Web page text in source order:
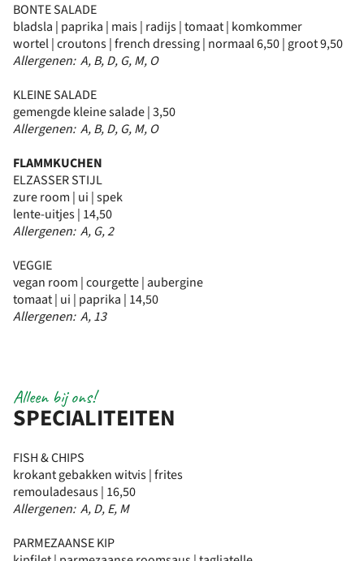
BONTE SALADE
bladsla | paprika | mais | radijs | tomaat | komkommer
wortel | croutons | french dressing | normaal 6,50 | groot 9,50
Allergenen: A, B, D, G, M, O
KLEINE SALADE
gemengde kleine salade | 3,50
Allergenen: A, B, D, G, M, O
FLAMMKUCHEN
ELZASSER STIJL
zure room | ui | spek
lente-uitjes | 14,50
Allergenen: A, G, 2
VEGGIE
vegan room | courgette | aubergine
tomaat | ui | paprika | 14,50
Allergenen: A, 13
SPECIALITEITEN
Alleen bij ons!
FISH & CHIPS
krokant gebakken witvis | frites
remouladesaus | 16,50
Allergenen: A, D, E, M
PARMEZAANSE KIP